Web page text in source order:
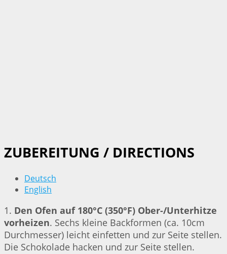
ZUBEREITUNG / DIRECTIONS
Deutsch
English
1. Den Ofen auf 180°C (350°F) Ober-/Unterhitze
vorheizen. Sechs kleine Backformen (ca. 10cm
Durchmesser) leicht einfetten und zur Seite stellen.
Die Schokolade hacken und zur Seite stellen.